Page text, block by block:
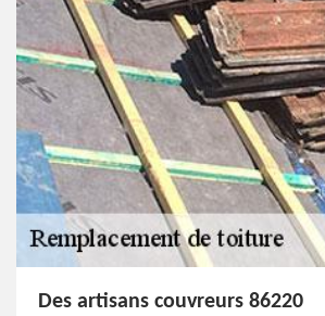
Des artisans couvreurs 86220